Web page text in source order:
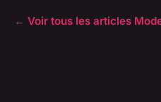
← Voir tous les articles